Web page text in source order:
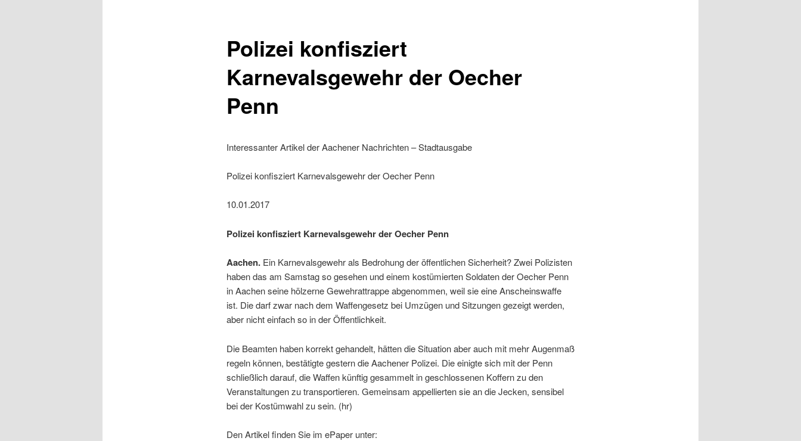
Polizei konfisziert
Karnevalsgewehr der Oecher
Penn
Interessanter Artikel der Aachener Nachrichten – Stadtausgabe
Polizei konfisziert Karnevalsgewehr der Oecher Penn
10.01.2017
Polizei konfisziert Karnevalsgewehr der Oecher Penn
Aachen.Ein Karnevalsgewehr als Bedrohung der öffentlichen Sicherheit? Zwei Polizisten
haben das am Samstag so gesehen und einem kostümierten Soldaten der Oecher Penn
in Aachen seine hölzerne Gewehrattrappe abgenommen, weil sie eine Anscheinswaffe
ist. Die darf zwar nach dem Waffengesetz bei Umzügen und Sitzungen gezeigt werden,
aber nicht einfach so in der Öffentlichkeit.
Die Beamten haben korrekt gehandelt, hätten die Situation aber auch mit mehr Augenmaß
regeln können, bestätigte gestern die Aachener Polizei. Die einigte sich mit der Penn
schließlich darauf, die Waffen künftig gesammelt in geschlossenen Koffern zu den
Veranstaltungen zu transportieren. Gemeinsam appellierten sie an die Jecken, sensibel
bei der Kostümwahl zu sein. (hr)
Den Artikel finden Sie im ePaper unter: